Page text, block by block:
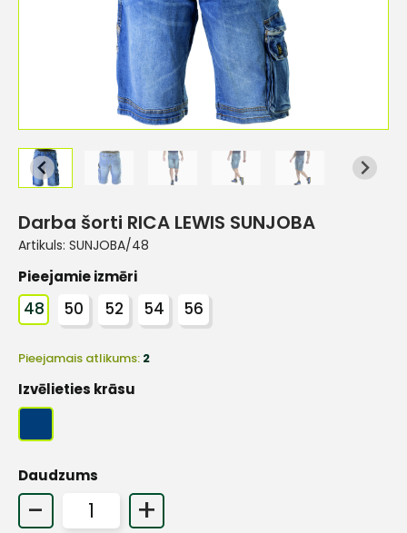
Darba šorti RICA LEWIS SUNJOBA
Artikuls: SUNJOBA/48
Pieejamie izmēri
48 50 52 54 56
Pieejamais atlikums: 2
Izvēlieties krāsu
Daudzums
- +